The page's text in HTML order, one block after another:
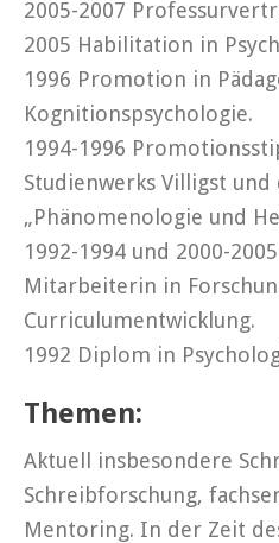
2005-2007
2005 Habilitation in
1996 Promotion in
Kognitionspsychologie.
1994-1996
Studienwerks Villigst
„Phänomenologie und
1992-1994 und 2000-
Mitarbeiterin in
Curriculumentwicklung.
1992 Diplom in
Themen:
Aktuell insbesondere
Schreibforschung,
Mentoring. In der Zeit